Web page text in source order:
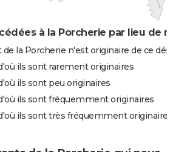
à la Porcherie par lieu de
la Porcherie n'est originaire de ce
ils sont rarement originaires
ils sont peu originaires
ils sont fréquemment originaires
ils sont très fréquemment originaires